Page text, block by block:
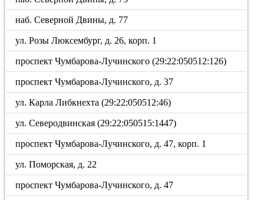
наб. Северной Двины, д. 77
ул. Розы Люксембург, д. 26, корп. 1
проспект Чумбарова-Лучинского (29:22:050512:126)
проспект Чумбарова-Лучинского, д. 37
ул. Карла Либкнехта (29:22:050512:46)
ул. Северодвинская (29:22:050515:1447)
проспект Чумбарова-Лучинского, д. 47, корп. 1
ул. Поморская, д. 22
проспект Чумбарова-Лучинского, д. 47